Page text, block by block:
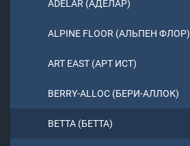
ADELAR (АДЕЛАР)
ALPINE FLOOR (АЛЬПЕН ФЛОР)
ART EAST (АРТ ИСТ)
BERRY-ALLOC (БЕРИ-АЛЛОК)
BETTA (БЕТТА)